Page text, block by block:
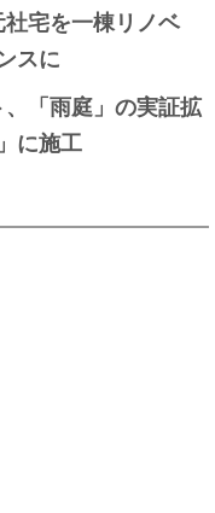
宅を一棟リノベ
スに
「雨庭」の実証拡
に施工